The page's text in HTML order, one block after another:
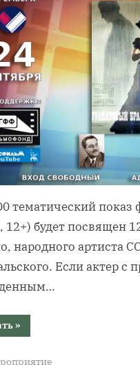
тематический показ
12+) будет посвящен
народного артиста
Если актер
“«Гранатовый
браслет»
»